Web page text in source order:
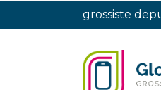
grossiste